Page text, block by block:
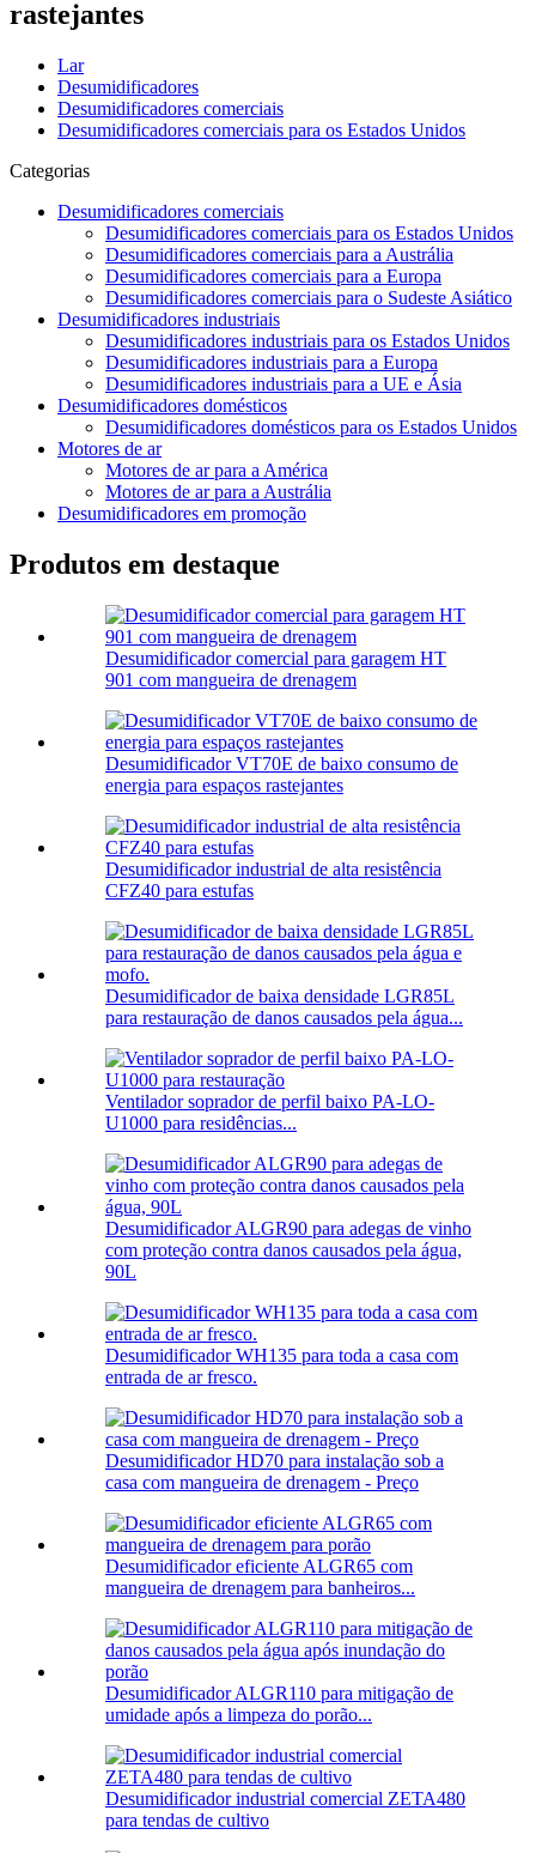
rastejantes
Lar
Desumidificadores
Desumidificadores comerciais
Desumidificadores comerciais para os Estados Unidos
Categorias
Desumidificadores comerciais
Desumidificadores comerciais para os Estados Unidos
Desumidificadores comerciais para a Austrália
Desumidificadores comerciais para a Europa
Desumidificadores comerciais para o Sudeste Asiático
Desumidificadores industriais
Desumidificadores industriais para os Estados Unidos
Desumidificadores industriais para a Europa
Desumidificadores industriais para a UE e Ásia
Desumidificadores domésticos
Desumidificadores domésticos para os Estados Unidos
Motores de ar
Motores de ar para a América
Motores de ar para a Austrália
Desumidificadores em promoção
Produtos em destaque
Desumidificador comercial para garagem HT
901 com mangueira de drenagem
Desumidificador VT70E de baixo consumo de
energia para espaços rastejantes
Desumidificador industrial de alta resistência
CFZ40 para estufas
Desumidificador de baixa densidade LGR85L
para restauração de danos causados ​​pela água...
Ventilador soprador de perfil baixo PA-LO-
U1000 para residências...
Desumidificador ALGR90 para adegas de vinho
com proteção contra danos causados ​​pela água,
90L
Desumidificador WH135 para toda a casa com
entrada de ar fresco.
Desumidificador HD70 para instalação sob a
casa com mangueira de drenagem - Preço
Desumidificador eficiente ALGR65 com
mangueira de drenagem para banheiros...
Desumidificador ALGR110 para mitigação de
umidade após a limpeza do porão...
Desumidificador industrial comercial ZETA480
para tendas de cultivo